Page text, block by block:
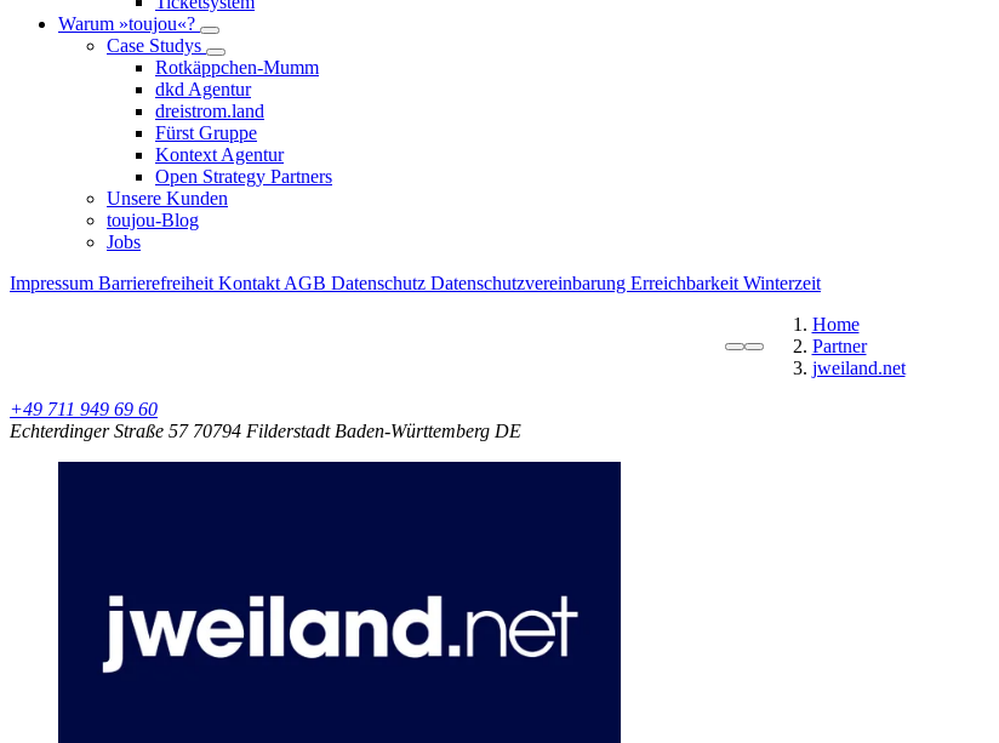
Warum »toujou«?
Case Studys
Rotkäppchen-Mumm
dkd Agentur
dreistrom.land
Fürst Gruppe
Kontext Agentur
Open Strategy Partners
Unsere Kunden
toujou-Blog
Jobs
Impressum Barrierefreiheit Kontakt AGB Datenschutz Datenschutzvereinbarung Erreichbarkeit Winterzeit
Home
Partner
jweiland.net
+49 711 949 69 60
Echterdinger Straße 57 70794 Filderstadt Baden-Württemberg DE